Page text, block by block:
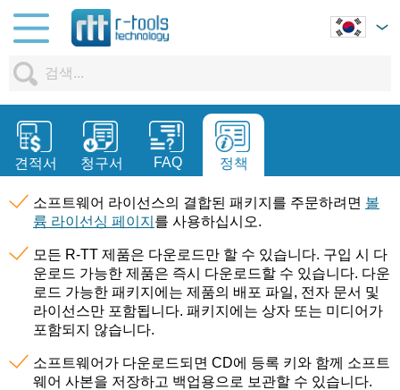
견적서 청구서 FAQ 정책
소프트웨어 라이선스의 결합된 패키지를 주문하려면 볼
륨 라이선싱 페이지 를 사용하십시오.
모든 R-TT 제품은 다운로드만 할 수 있습니다. 구입 시 다
운로드 가능한 제품은 즉시 다운로드할 수 있습니다. 다운
로드 가능한 패키지에는 제품의 배포 파일, 전자 문서 및
라이선스만 포함됩니다. 패키지에는 상자 또는 미디어가
포함되지 않습니다.
소프트웨어가 다운로드되면 CD에 등록 키와 함께 소프트
웨어 사본을 저장하고 백업용으로 보관할 수 있습니다.